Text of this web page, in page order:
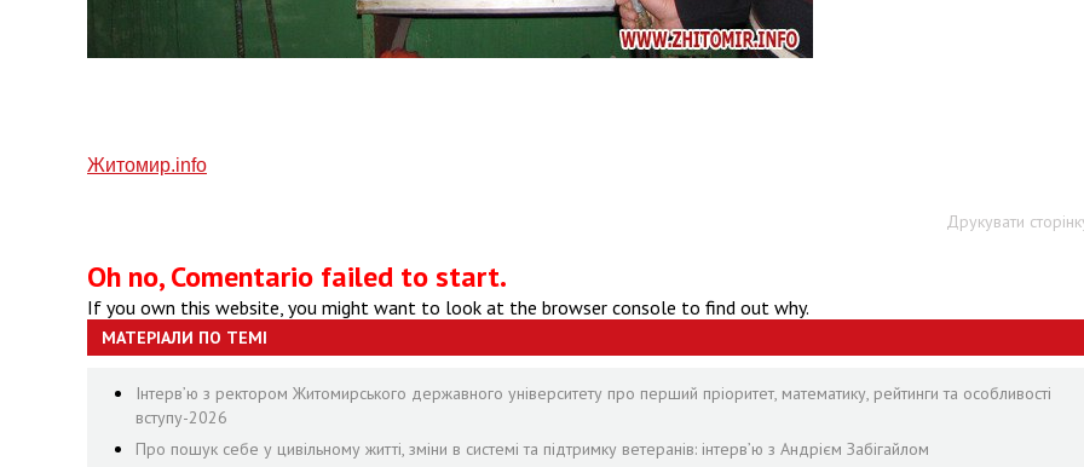
Житомир.info
Друкувати
Oh no, Comentario failed to start.
If you own this website, you might want to look at the browser console to find out why.
МАТЕРІАЛИ ПО ТЕМІ
Інтерв’ю з ректором Житомирського державного університету про перший пріоритет, математику, рейтинги та особливості
вступу-2026
Про пошук себе у цивільному житті, зміни в системі та підтримку ветеранів: інтерв’ю з Андрієм Забігайлом